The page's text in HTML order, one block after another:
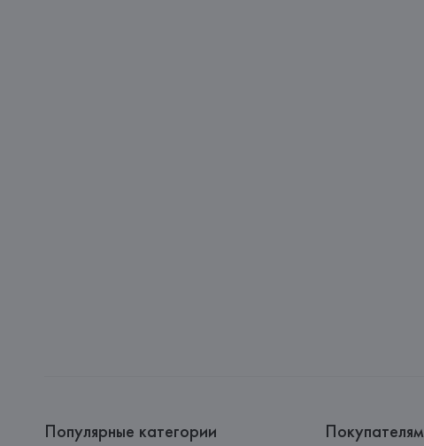
Популярные категории Покупателям